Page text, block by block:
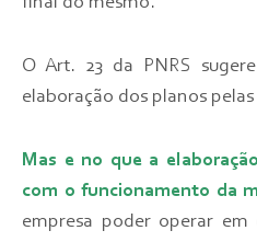
O Art. 23 da PNRS
elaboração dos planos
Mas e no que a
com o funcionamento da
empresa poder operar em